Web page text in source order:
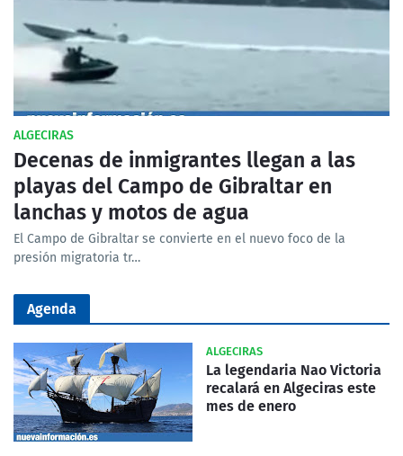
ALGECIRAS
Decenas de inmigrantes llegan a las
playas del Campo de Gibraltar en
lanchas y motos de agua
El Campo de Gibraltar se convierte en el nuevo foco de la
presión migratoria tr…
Agenda
ALGECIRAS
La legendaria Nao Victoria
recalará en Algeciras este
mes de enero